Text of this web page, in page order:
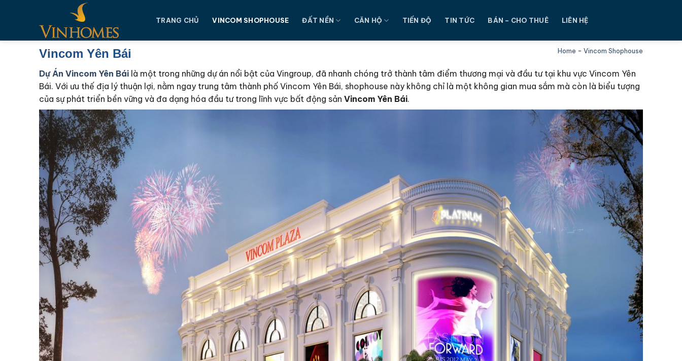
dung
TRANG CHỦ VINCOM SHOPHOUSE ĐẤT NỀN CĂN HỘ TIẾN ĐỘ TIN TỨC BÁN – CHO THUÊ LIÊN HỆ
Vincom Yên Bái Home - Vincom Shophouse
Dự Án Vincom Yên Bái là một trong những dự án nổi bật của Vingroup, đã nhanh chóng trở thành tâm điểm thương mại và đầu tư tại khu vực Vincom Yên
Bái. Với ưu thế địa lý thuận lợi, nằm ngay trung tâm thành phố Vincom Yên Bái, shophouse này không chỉ là một không gian mua sắm mà còn là biểu tượng
của sự phát triển bền vững và đa dạng hóa đầu tư trong lĩnh vực bất động sản Vincom Yên Bái.